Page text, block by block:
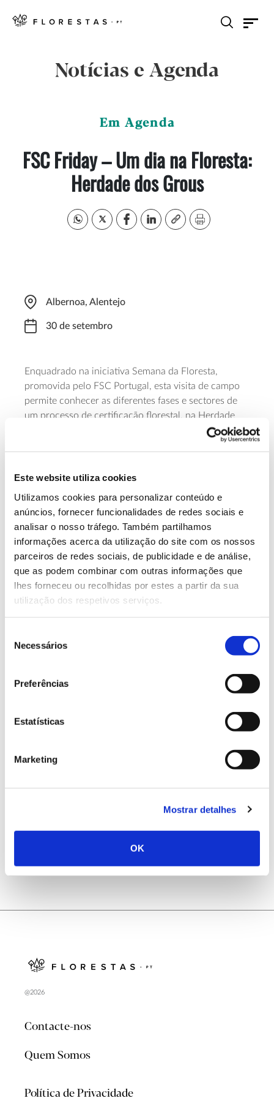
Este website utiliza cookies
Utilizamos cookies para personalizar conteúdo e
anúncios, fornecer funcionalidades de redes sociais e
analisar o nosso tráfego. Também partilhamos
informações acerca da utilização do site com os nossos
parceiros de redes sociais, de publicidade e de análise,
que as podem combinar com outras informações que
lhes forneceu ou recolhidas por estes a partir da sua
utilização dos respetivos serviços.
Necessários
Preferências
Estatísticas
Marketing
Mostrar detalhes
OK
Notícias e Agenda
Em Agenda
FSC Friday – Um dia na Floresta:
Herdade dos Grous
Albernoa, Alentejo
30 de setembro
Enquadrado na iniciativa Semana da Floresta,
promovida pelo FSC Portugal, esta visita de campo
permite conhecer as diferentes fases e sectores de
um processo de certificação florestal, na Herdade
dos Grous, e refletir sobre a importância da gestão
florestal responsável e o papel desempenhado pelo
necessária inscrição prévia e os lugares são
Saiba mais sobre este Dia na Floresta
13.07.2026
Genoma do priolo e de outras espécies em risco:
conhecer para conservar
Registar galhas de Trichi em acácia-das-espigas:
@2026
Contacte-nos
Quem Somos
Política de Privacidade